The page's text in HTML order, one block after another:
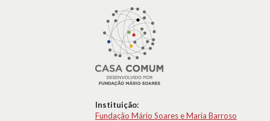
Instituição:
Fundação Mário Soares e Maria Barroso